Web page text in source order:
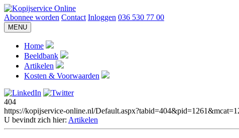
Abonnee worden Contact Inloggen 036 530 77 00
MENU
Home
Beeldbank
Artikelen
Kosten & Voorwaarden
404
https://kopijservice-online.nl/
U bevindt zich hier: Artikelen